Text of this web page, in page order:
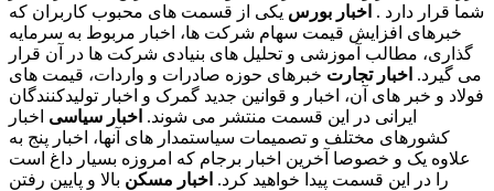
شما قرار دارد . اخبار بورس یکی از قسمت های محبوب کاربران که
خبرهای افزایش قیمت سهام شرکت ها، اخبار مربوط به سرمایه
گذاری، مطالب آموزشی و تحلیل های بنیادی شرکت ها در آن قرار
می گیرد. اخبار تجارت خبرهای حوزه صادرات و واردات، قیمت های
فولاد و خبر های آن، اخبار و قوانین جدید گمرک و اخبار تولیدکنندگان
ایرانی در این قسمت منتشر می شوند. اخبار سیاسی اخبار
کشورهای مختلف و تصمیمات سیاستمدار های آنها، اخبار پنج به
علاوه یک و خصوصا آخرین اخبار برجام که امروزه بسیار داغ است
را در این قسمت پیدا خواهید کرد. اخبار مسکن بالا و پایین رفتن